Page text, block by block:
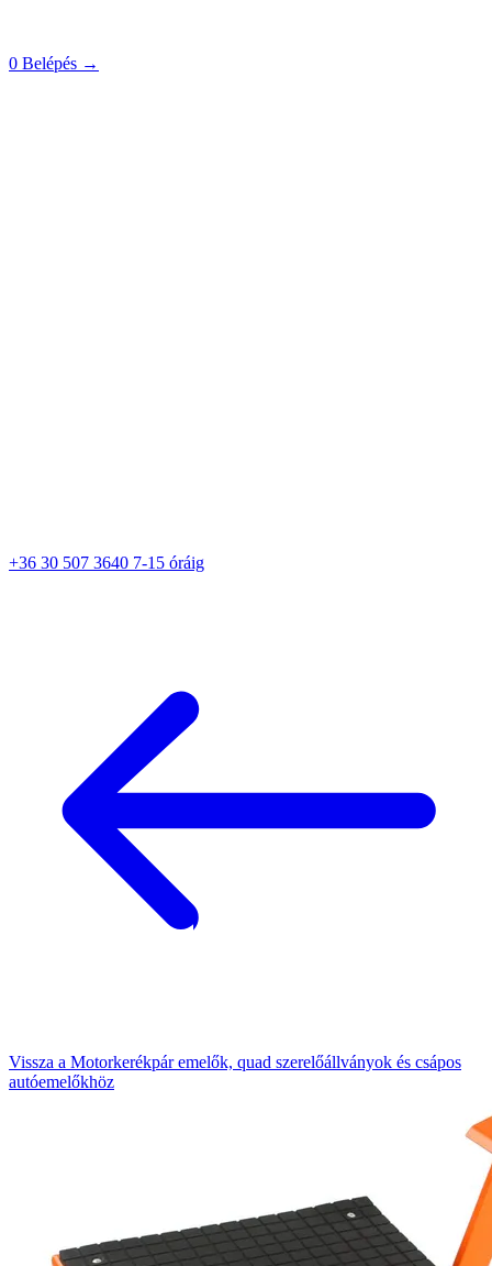
0 Belépés →
+36 30 507 3640 7-15 óráig
Vissza a Motorkerékpár emelők, quad szerelőállványok és csápos
autóemelőkhöz